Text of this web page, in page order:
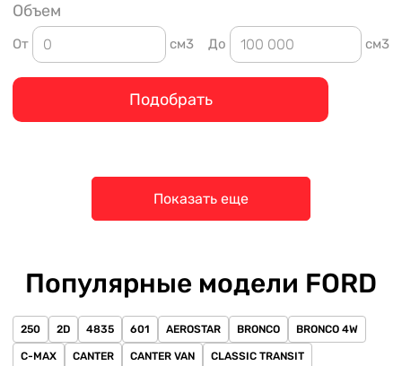
Объем
От см3 До см3
Подобрать
Показать еще
Популярные модели FORD
250 2D 4835 601 AEROSTAR BRONCO BRONCO 4W
C-MAX CANTER CANTER VAN CLASSIC TRANSIT